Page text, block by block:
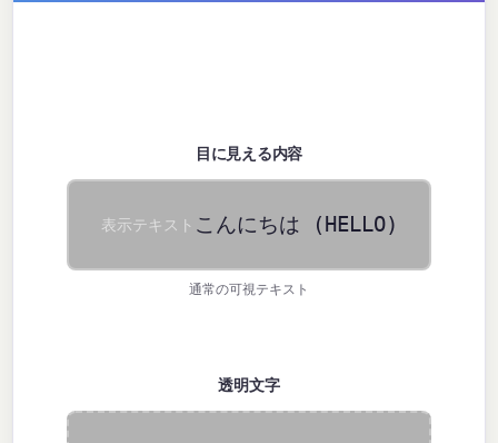
目に見える内容
こんにちは (HELLO)
通常の可視テキスト
透明文字